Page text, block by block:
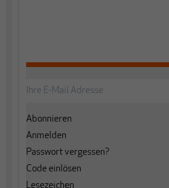
Abonnieren
Anmelden
Passwort vergessen?
Code einlösen
Lesezeichen